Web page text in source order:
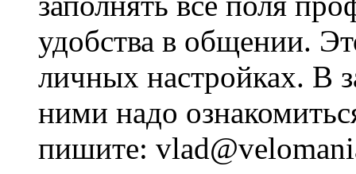
удобства в общении.
личных настройках. В
ними надо
пишите: